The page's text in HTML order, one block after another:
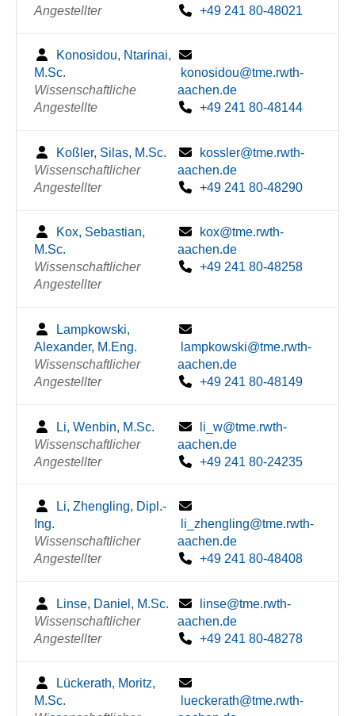
Angestellter
+49 241 80-48021
Konosidou, Ntarinai,
M.Sc.
Wissenschaftliche
Angestellte
konosidou@tme.rwth-
aachen.de
+49 241 80-48144
Koßler, Silas, M.Sc.
Wissenschaftlicher
Angestellter
kossler@tme.rwth-
aachen.de
+49 241 80-48290
Kox, Sebastian,
M.Sc.
Wissenschaftlicher
Angestellter
kox@tme.rwth-
aachen.de
+49 241 80-48258
Lampkowski,
Alexander, M.Eng.
Wissenschaftlicher
Angestellter
lampkowski@tme.rwth-
aachen.de
+49 241 80-48149
Li, Wenbin, M.Sc.
Wissenschaftlicher
Angestellter
li_w@tme.rwth-
aachen.de
+49 241 80-24235
Li, Zhengling, Dipl.-
Ing.
Wissenschaftlicher
Angestellter
li_zhengling@tme.rwth-
aachen.de
+49 241 80-48408
Linse, Daniel, M.Sc.
Wissenschaftlicher
Angestellter
linse@tme.rwth-
aachen.de
+49 241 80-48278
Lückerath, Moritz,
M.Sc.
lueckerath@tme.rwth-